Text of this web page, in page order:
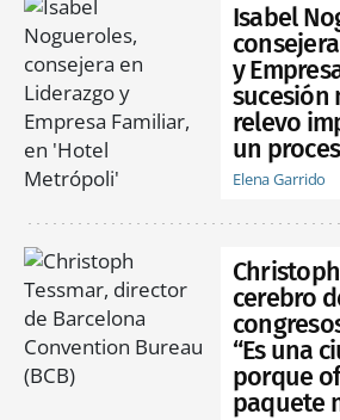
Isabel
y
sucesión
relevo
un
Elena Garrido
cerebro
“Es una
porque
paquete